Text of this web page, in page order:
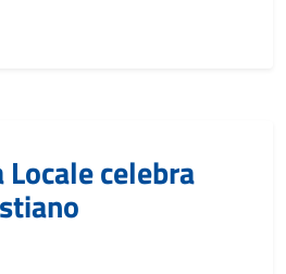
Locale celebra